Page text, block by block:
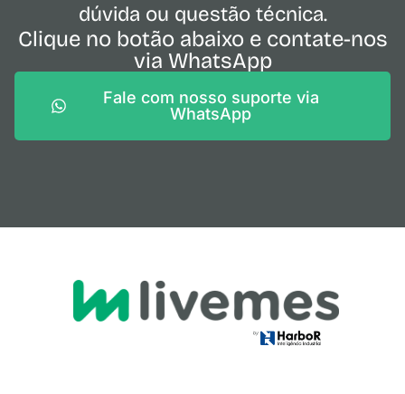
dúvida ou questão técnica.
Clique no botão abaixo e contate-nos
via WhatsApp
Fale com nosso suporte via
WhatsApp